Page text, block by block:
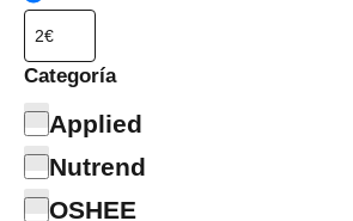
Categoría
Categoría
Applied
Nutrend
OSHEE